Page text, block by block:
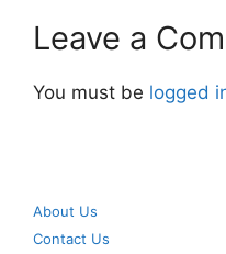
Leave a
You must be logged
About Us
Contact Us